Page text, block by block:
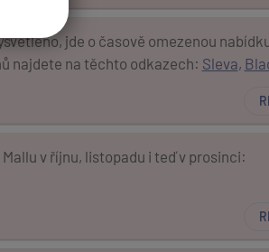
jde o časově omezenou
najdete na těchto odkazech: Sleva,
v říjnu, listopadu i teď v prosinci: